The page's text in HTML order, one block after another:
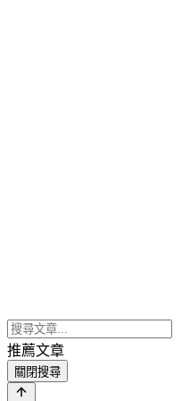
推薦文章
關閉搜尋